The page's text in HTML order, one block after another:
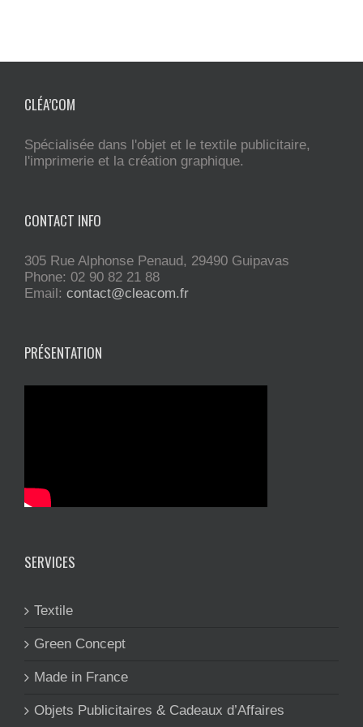
CLÉA’COM
Spécialisée dans l'objet et le textile publicitaire,
l'imprimerie et la création graphique.
CONTACT INFO
305 Rue Alphonse Penaud, 29490 Guipavas
Phone: 02 90 82 21 88
Email: contact@cleacom.fr
PRÉSENTATION
SERVICES
Textile
Green Concept
Made in France
Objets Publicitaires & Cadeaux d’Affaires